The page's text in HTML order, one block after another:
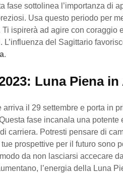
fase sottolinea l’importanza di
Usa questo periodo per
ispirerà ad agire con coraggio
L’influenza del Sagittario
.
Luna Piena
arriva il 29 settembre e porta in
fase incanala una potente
carriera. Potresti pensare di
prospettive per il futuro sono
da non lasciarsi accecare
l’energia della Luna